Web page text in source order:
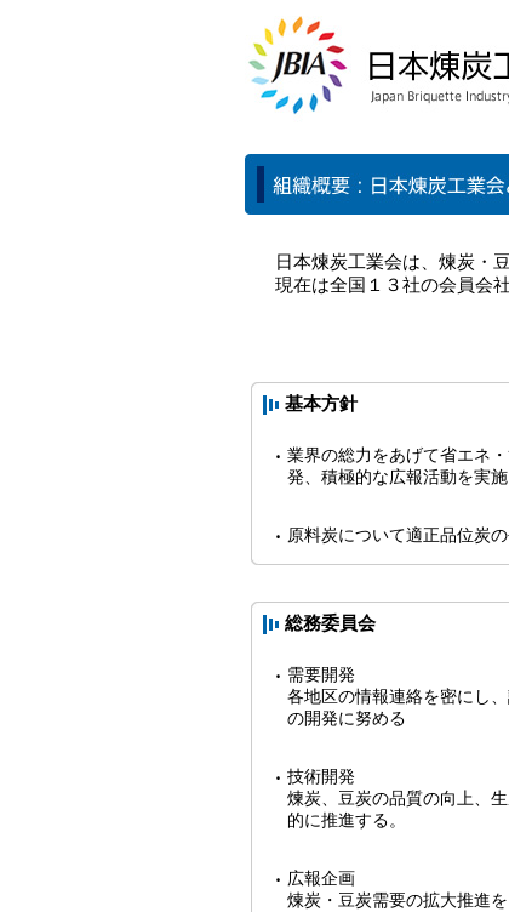
日本煉炭工業会は、煉炭・
現在は全国１３社の会員会
基本方針
業界の総力をあげて省エネ
発、積極的な広報活動を実施
原料炭について適正品位炭
総務委員会
需要開発
各地区の情報連絡を密にし
の開発に努める
技術開発
煉炭、豆炭の品質の向上、
的に推進する。
広報企画
煉炭・豆炭需要の拡大推進